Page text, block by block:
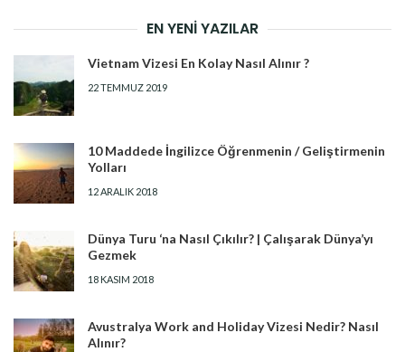
EN YENI YAZILAR
Vietnam Vizesi En Kolay Nasıl Alınır ?
22 TEMMUZ 2019
10 Maddede İngilizce Öğrenmenin / Geliştirmenin
Yolları
12 ARALIK 2018
Dünya Turu ‘na Nasıl Çıkılır? | Çalışarak Dünya’yı
Gezmek
18 KASIM 2018
Avustralya Work and Holiday Vizesi Nedir? Nasıl
Alınır?